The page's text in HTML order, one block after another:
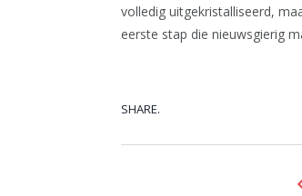
volledig uitgekristalliseerd,
eerste stap die nieuwsgierig
SHARE.